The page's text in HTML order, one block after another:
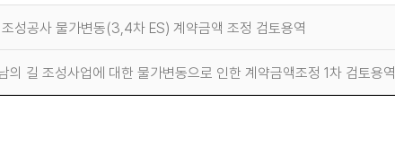
성공사 물가변동(3,4차 ES) 계약금액 조정 검토용역
길 조성사업에 대한 물가변동으로 인한 계약금액조정 1차 검토용역